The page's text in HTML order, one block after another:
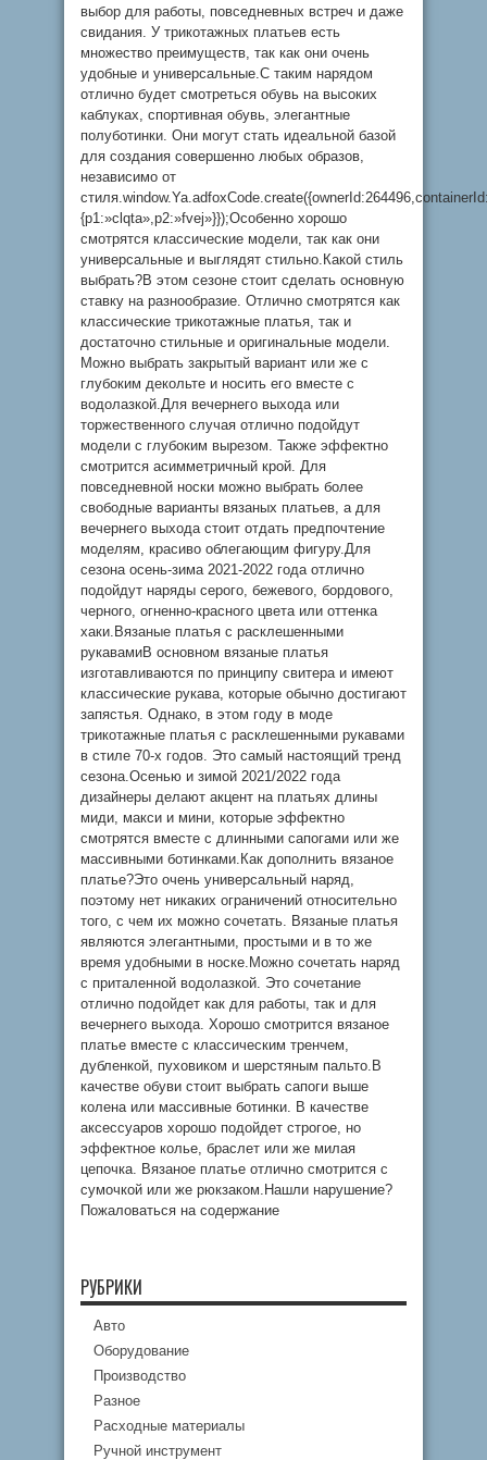
выбор для работы, повседневных встреч и даже
свидания. У трикотажных платьев есть
множество преимуществ, так как они очень
удобные и универсальные.С таким нарядом
отлично будет смотреться обувь на высоких
каблуках, спортивная обувь, элегантные
полуботинки. Они могут стать идеальной базой
для создания совершенно любых образов,
независимо от
{p1:»clqta»,p2:»fvej»}});Особенно хорошо
смотрятся классические модели, так как они
универсальные и выглядят стильно.Какой стиль
выбрать?В этом сезоне стоит сделать основную
ставку на разнообразие. Отлично смотрятся как
классические трикотажные платья, так и
достаточно стильные и оригинальные модели.
Можно выбрать закрытый вариант или же с
глубоким декольте и носить его вместе с
водолазкой.Для вечернего выхода или
торжественного случая отлично подойдут
модели с глубоким вырезом. Также эффектно
смотрится асимметричный крой. Для
повседневной носки можно выбрать более
свободные варианты вязаных платьев, а для
вечернего выхода стоит отдать предпочтение
моделям, красиво облегающим фигуру.Для
сезона осень-зима 2021-2022 года отлично
подойдут наряды серого, бежевого, бордового,
черного, огненно-красного цвета или оттенка
хаки.Вязаные платья с расклешенными
рукавамиВ основном вязаные платья
изготавливаются по принципу свитера и имеют
классические рукава, которые обычно достигают
запястья. Однако, в этом году в моде
трикотажные платья с расклешенными рукавами
в стиле 70-х годов. Это самый настоящий тренд
сезона.Осенью и зимой 2021/2022 года
дизайнеры делают акцент на платьях длины
миди, макси и мини, которые эффектно
смотрятся вместе с длинными сапогами или же
массивными ботинками.Как дополнить вязаное
платье?Это очень универсальный наряд,
поэтому нет никаких ограничений относительно
того, с чем их можно сочетать. Вязаные платья
являются элегантными, простыми и в то же
время удобными в носке.Можно сочетать наряд
с приталенной водолазкой. Это сочетание
отлично подойдет как для работы, так и для
вечернего выхода. Хорошо смотрится вязаное
платье вместе с классическим тренчем,
дубленкой, пуховиком и шерстяным пальто.В
качестве обуви стоит выбрать сапоги выше
колена или массивные ботинки. В качестве
аксессуаров хорошо подойдет строгое, но
эффектное колье, браслет или же милая
цепочка. Вязаное платье отлично смотрится с
сумочкой или же рюкзаком.Нашли нарушение?
Пожаловаться на содержание
РУБРИКИ
Авто
Оборудование
Производство
Разное
Расходные материалы
Ручной инструмент